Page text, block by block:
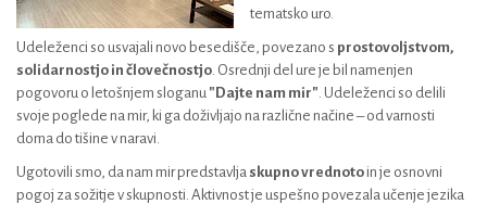
tematsko uro.
Udeleženci so usvajali novo besedišče, povezano s prostovoljstvom,
solidarnostjo in človečnostjo. Osrednji del ure je bil namenjen
pogovoru o letošnjem sloganu "Dajte nam mir". Udeleženci so delili
svoje poglede na mir, ki ga doživljajo na različne načine – od varnosti
doma do tišine v naravi.
Ugotovili smo, da nam mir predstavlja skupno vrednotoin je osnovni
pogoj za sožitje v skupnosti. Aktivnost je uspešno povezala učenje jezika